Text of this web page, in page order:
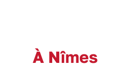
À Nîmes